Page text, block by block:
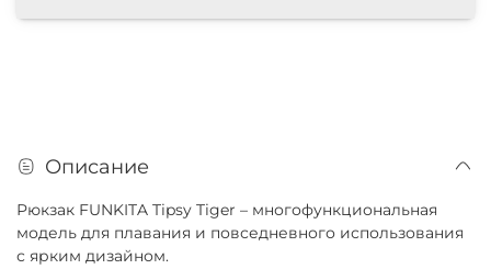
Описание
Рюкзак FUNKITA Tipsy Tiger – многофункциональная
модель для плавания и повседневного использования
с ярким дизайном.